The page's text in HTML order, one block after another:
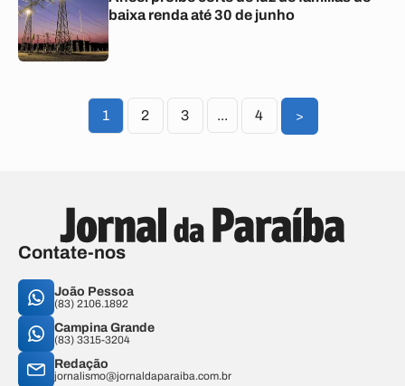
baixa renda até 30 de junho
1 2 3 ... 4 >
Contate-nos
João Pessoa
(83) 2106.1892
Campina Grande
(83) 3315-3204
Redação
jornalismo@jornaldaparaiba.com.br